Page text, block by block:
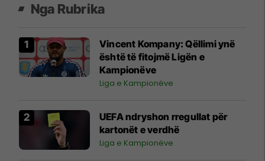
Nga Rubrika
Vincent Kompany: Qëllimi ynë
është të fitojmë Ligën e
Kampionëve
Liga e Kampionëve
UEFA ndryshon rregullat për
kartonët e verdhë
Liga e Kampionëve